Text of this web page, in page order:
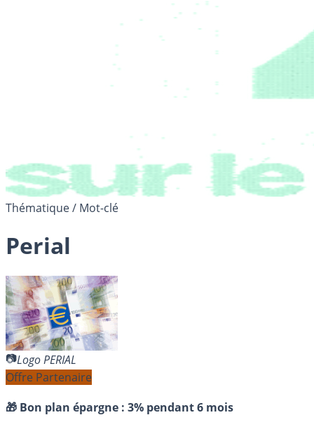
Thématique / Mot-clé
Perial
Logo PERIAL
Offre Partenaire
🎁 Bon plan épargne : 3% pendant 6 mois